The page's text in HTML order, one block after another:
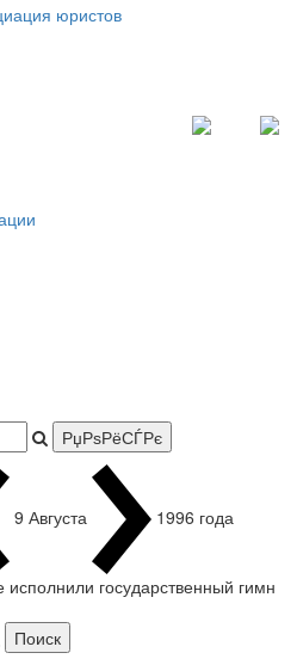
9 Августа 1996 года
государственный гимн